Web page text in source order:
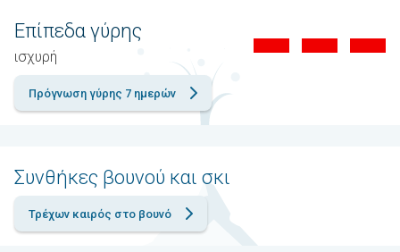
Επίπεδα γύρης
ισχυρή
Πρόγνωση γύρης 7 ημερών
Συνθήκες βουνού και σκι
Τρέχων καιρός στο βουνό